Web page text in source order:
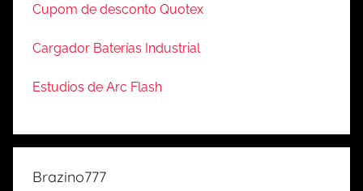
Cupom de desconto Quotex
Cargador Baterías Industrial
Estudios de Arc Flash
Brazino777